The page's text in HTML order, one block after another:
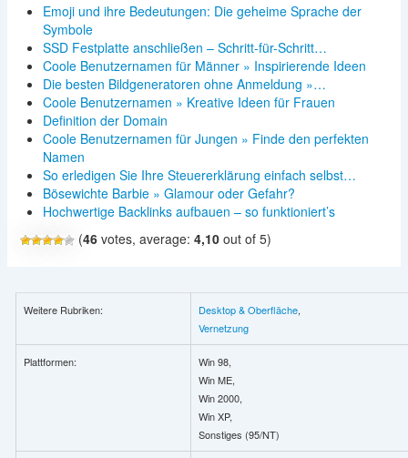
Emoji und ihre Bedeutungen: Die geheime Sprache der
Symbole
SSD Festplatte anschließen – Schritt-für-Schritt…
Coole Benutzernamen für Männer » Inspirierende Ideen
Die besten Bildgeneratoren ohne Anmeldung »…
Coole Benutzernamen » Kreative Ideen für Frauen
Definition der Domain
Coole Benutzernamen für Jungen » Finde den perfekten
Namen
So erledigen Sie Ihre Steuererklärung einfach selbst…
Bösewichte Barbie » Glamour oder Gefahr?
Hochwertige Backlinks aufbauen – so funktioniert’s
(46votes, average: 4,10out of 5)
Weitere Rubriken: Desktop & Oberfläche,
Vernetzung
Plattformen:
Win 98,
Win ME,
Win 2000,
Win XP,
Sonstiges (95/NT)